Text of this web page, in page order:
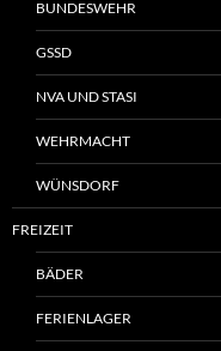
BUNDESWEHR
GSSD
NVA UND STASI
WEHRMACHT
WÜNSDORF
FREIZEIT
BÄDER
FERIENLAGER